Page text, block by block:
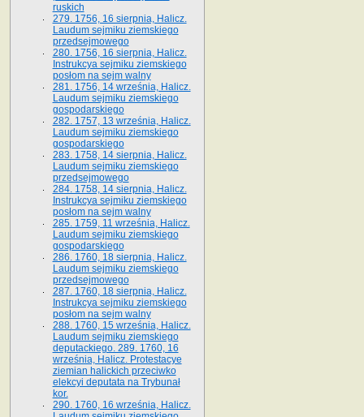
ruskich
279. 1756, 16 sierpnia, Halicz.
Laudum sejmiku ziemskiego
przedsejmowego
280. 1756, 16 sierpnia, Halicz.
Instrukcya sejmiku ziemskiego
posłom na sejm walny
281. 1756, 14 września, Halicz.
Laudum sejmiku ziemskiego
gospodarskiego
282. 1757, 13 września, Halicz.
Laudum sejmiku ziemskiego
gospodarskiego
283. 1758, 14 sierpnia, Halicz.
Laudum sejmiku ziemskiego
przedsejmowego
284. 1758, 14 sierpnia, Halicz.
Instrukcya sejmiku ziemskiego
posłom na sejm walny
285. 1759, 11 września, Halicz.
Laudum sejmiku ziemskiego
gospodarskiego
286. 1760, 18 sierpnia, Halicz.
Laudum sejmiku ziemskiego
przedsejmowego
287. 1760, 18 sierpnia, Halicz.
Instrukcya sejmiku ziemskiego
posłom na sejm walny
288. 1760, 15 września, Halicz.
Laudum sejmiku ziemskiego
deputackiego. 289. 1760, 16
września, Halicz. Protestacye
ziemian halickich przeciwko
elekcyi deputata na Trybunał
kor.
290. 1760, 16 września, Halicz.